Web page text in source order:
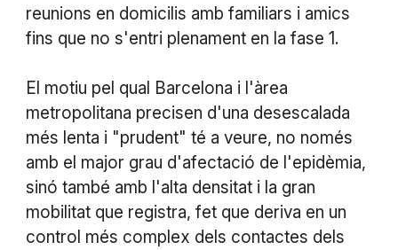
reunions en domicilis amb familiars i amics
fins que no s'entri plenament en la fase 1.
El motiu pel qual Barcelona i l'àrea
metropolitana precisen d'una desescalada
més lenta i "prudent" té a veure, no només
amb el major grau d'afectació de l'epidèmia,
sinó també amb l'alta densitat i la gran
mobilitat que registra, fet que deriva en un
control més complex dels contactes dels